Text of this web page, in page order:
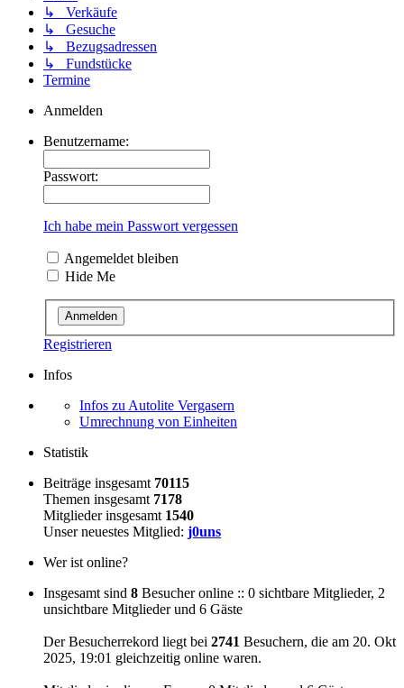
↳ Verkäufe
↳ Gesuche
↳ Bezugsadressen
↳ Fundstücke
Termine
Anmelden
Benutzername:
Passwort:
Ich habe mein Passwort vergessen
Angemeldet bleiben
Hide Me
Registrieren
Infos
Infos zu Autolite Vergasern
Umrechnung von Einheiten
Statistik
Beiträge insgesamt 70115
Themen insgesamt 7178
Mitglieder insgesamt 1540
Unser neuestes Mitglied: j0uns
Wer ist online?
Insgesamt sind 8 Besucher online :: 0 sichtbare Mitglieder, 2
unsichtbare Mitglieder und 6 Gäste
Der Besucherrekord liegt bei 2741 Besuchern, die am 20. Okt
2025, 19:01 gleichzeitig online waren.